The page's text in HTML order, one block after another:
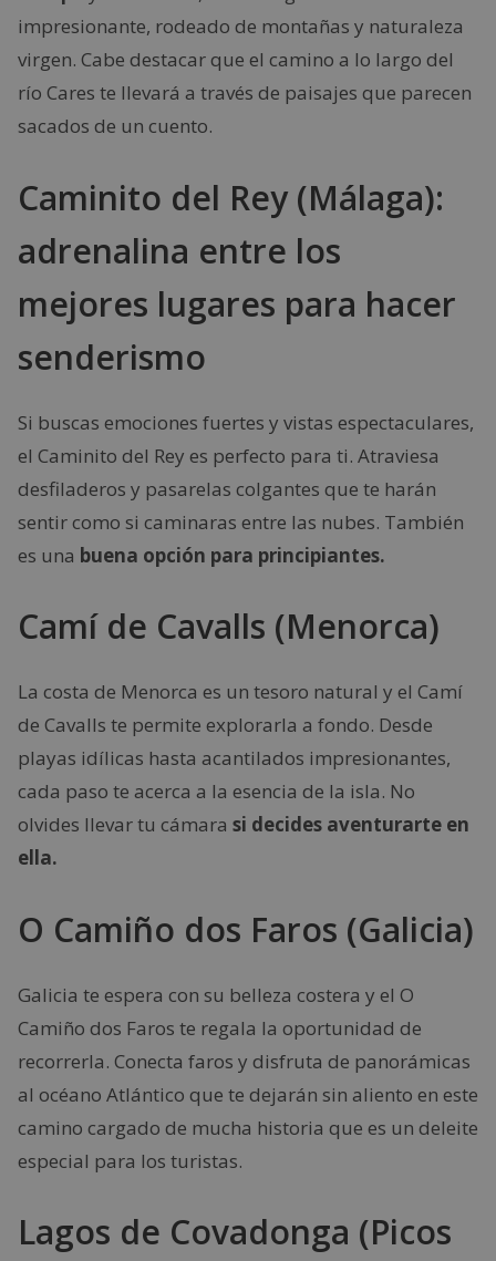
impresionante, rodeado de montañas y naturaleza
virgen. Cabe destacar que el camino a lo largo del
río Cares te llevará a través de paisajes que parecen
sacados de un cuento.
Caminito del Rey (Málaga):
adrenalina entre los
mejores lugares para hacer
senderismo
Si buscas emociones fuertes y vistas espectaculares,
el Caminito del Rey es perfecto para ti. Atraviesa
desfiladeros y pasarelas colgantes que te harán
sentir como si caminaras entre las nubes. También
es una buena opción para principiantes.
Camí de Cavalls (Menorca)
La costa de Menorca es un tesoro natural y el Camí
de Cavalls te permite explorarla a fondo. Desde
playas idílicas hasta acantilados impresionantes,
cada paso te acerca a la esencia de la isla. No
olvides llevar tu cámara si decides aventurarte en
ella.
O Camiño dos Faros (Galicia)
Galicia te espera con su belleza costera y el O
Camiño dos Faros te regala la oportunidad de
recorrerla. Conecta faros y disfruta de panorámicas
al océano Atlántico que te dejarán sin aliento en este
camino cargado de mucha historia que es un deleite
especial para los turistas.
Lagos de Covadonga (Picos